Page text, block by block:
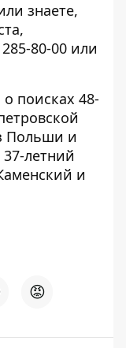
знаете,
80-00 или
поисках 48-
Польши и
37-летний
и
😡